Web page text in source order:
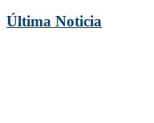
Última Noticia